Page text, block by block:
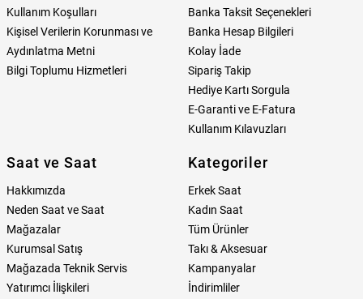
Kullanım Koşulları
Kişisel Verilerin Korunması ve
Aydınlatma Metni
Bilgi Toplumu Hizmetleri
Banka Taksit Seçenekleri
Banka Hesap Bilgileri
Kolay İade
Sipariş Takip
Hediye Kartı Sorgula
E-Garanti ve E-Fatura
Kullanım Kılavuzları
Saat ve Saat
Hakkımızda
Neden Saat ve Saat
Mağazalar
Kurumsal Satış
Mağazada Teknik Servis
Yatırımcı İlişkileri
Kategoriler
Erkek Saat
Kadın Saat
Tüm Ürünler
Takı & Aksesuar
Kampanyalar
İndirimliler